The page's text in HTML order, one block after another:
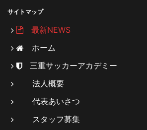
サイトマップ
最新NEWS
ホーム
三重サッカーアカデミー
法人概要
代表あいさつ
スタッフ募集